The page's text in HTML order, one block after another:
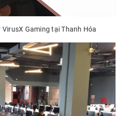
Gaming tại Thanh Hóa